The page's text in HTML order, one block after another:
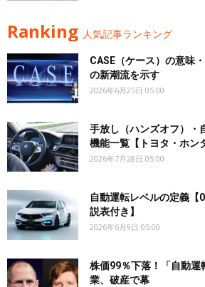
Ranking 人気記事ランキング
CASE（ケース）の意味
の新潮流を示す
2026年6月25日 05:00
手放し（ハンズオフ）・
機能一覧【トヨタ・ホン
2026年7月28日 05:00
自動運転レベルの定義【
説表付き】
2026年6月9日 05:00
株価99％下落！「自動運
業、破産で幕